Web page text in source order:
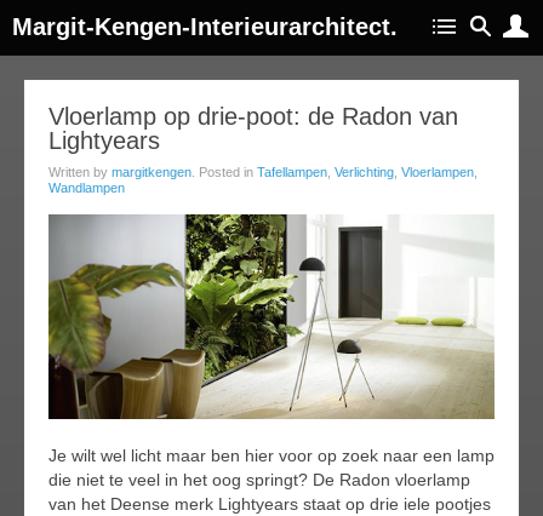
Margit-Kengen-Interieurarchitect.
Vloerlamp op drie-poot: de Radon van
Lightyears
Written by margitkengen . Posted in Tafellampen Verlichting Vloerlampen
Wandlampen
Je wilt wel licht maar ben hier voor op zoek naar een lamp
die niet te veel in het oog springt? De Radon vloerlamp
van het Deense merk Lightyears staat op drie iele pootjes